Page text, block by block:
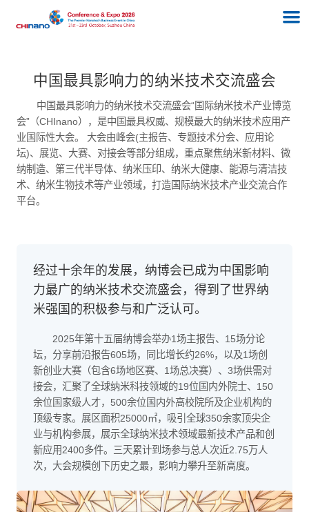
中国最具影响力的纳米技术交流盛会
中国最具影响力的纳米技术交流盛会“国际纳米技术产业博览
会”（CHInano），是中国最具权威、规模最大的纳米技术应用产
业国际性大会。 大会由峰会(主报告、专题技术分会、应用论
坛)、展览、大赛、对接会等部分组成，重点聚焦纳米新材料、微
纳制造、第三代半导体、纳米压印、纳米大健康、能源与清洁技
术、纳米生物技术等产业领域，打造国际纳米技术产业交流合作
平台。
经过十余年的发展，纳博会已成为中国影响
力最广的纳米技术交流盛会，得到了世界纳
米强国的积极参与和广泛认可。
2025年第十五届纳博会举办1场主报告、15场分论
坛，分享前沿报告605场，同比增长约26%，以及1场创
新创业大赛（包含6场地区赛、1场总决赛）、3场供需对
接会，汇聚了全球纳米科技领域的19位国内外院士、150
余位国家级人才，500余位国内外高校院所及企业机构的
顶级专家。展区面积25000㎡，吸引全球350余家顶尖企
业与机构参展，展示全球纳米技术领域最新技术产品和创
新应用2400多件。三天累计到场参与总人次近2.75万人
次，大会规模创下历史之最，影响力攀升至新高度。